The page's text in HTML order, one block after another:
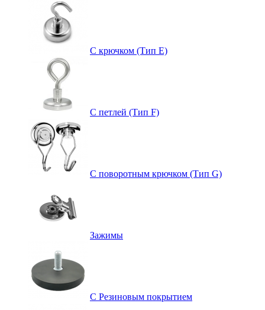
С крючком (Тип E)
С петлей (Тип F)
С поворотным крючком (Тип G)
Зажимы
С Резиновым покрытием